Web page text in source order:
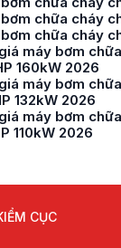
chữa cháy
chữa cháy
máy bơm
160kW 2026
máy bơm
132kW 2026
máy bơm
110kW 2026
CỤC